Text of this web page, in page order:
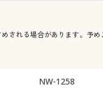
される場合があります。予め
NW-1258